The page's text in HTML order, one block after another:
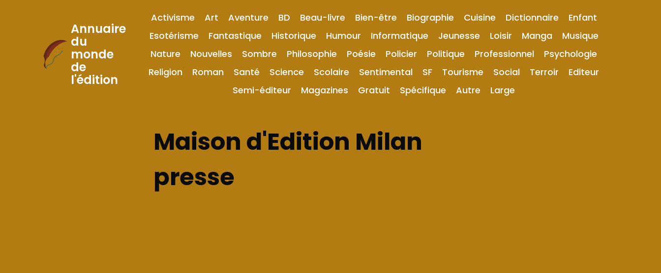
Skip
to
Content
Annuaire
du
monde
de
l'édition
Activisme Art Aventure BD Beau-livre Bien-être Biographie Cuisine Dictionnaire
Enfant
Esotérisme
Fantastique Historique Humour Informatique Jeunesse Loisir Manga
Musique
Nature
Nouvelles Sombre Philosophie Poésie Policier Politique Professionnel
Psychologie
Religion
Roman Santé Science Scolaire Sentimental SF Tourisme Social Terroir
Editeur
Semi-éditeur
Magazines Gratuit Spécifique Autre Large
Maison d'Edition Milan
presse